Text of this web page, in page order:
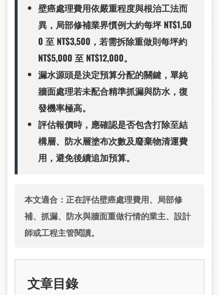
壁癌處理費用依嚴重程度與根治工法而
異，局部修補業界慣例大約每坪 NT$1,50
0 至 NT$3,500，若需拆除重做則每坪約
NT$5,000 至 NT$12,000。
漏水源頭是決定預算分配的關鍵，單純
牆面處理若未配合精準抓漏與防水，復
發機率極高。
評估報價時，應確認是否包含打除至結
構層、防水層塗布次數及廢棄物清運費
用，避免後續追加預算。
本文適合：正在評估壁癌處理費用、局部修
補、抓漏、防水與牆面重做行情的業主、設計
師或工程主管閱讀。
文章目錄